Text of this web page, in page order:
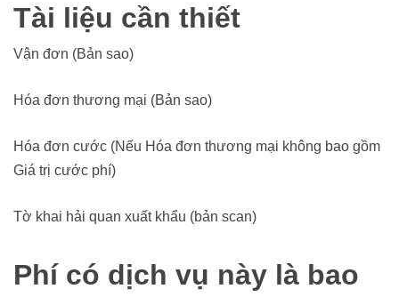
Tài liệu cần thiết
Vận đơn (Bản sao)
Hóa đơn thương mại (Bản sao)
Hóa đơn cước (Nếu Hóa đơn thương mại không bao gồm
Giá trị cước phí)
Tờ khai hải quan xuất khẩu (bản scan)
Phí có dịch vụ này là bao